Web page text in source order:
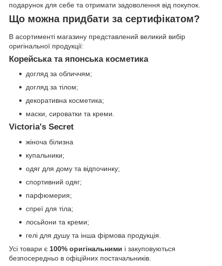
подарунок для себе та отримати задоволення від покупок.
Що можна придбати за сертифікатом?
В асортименті магазину представлений великий вибір
оригінальної продукції:
Корейська та японська косметика
догляд за обличчям;
догляд за тілом;
декоративна косметика;
маски, сироватки та креми.
Victoria's Secret
жіноча білизна
купальники;
одяг для дому та відпочинку;
спортивний одяг;
парфюмерия;
спреї для тіла;
лосьйони та креми;
гелі для душу та інша фірмова продукція.
Усі товари є 100% оригінальними і закуповуються
безпосередньо в офіційних постачальників.